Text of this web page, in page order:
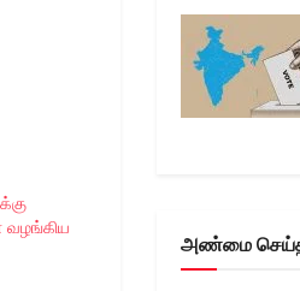
வழங்கிய
அண்மை